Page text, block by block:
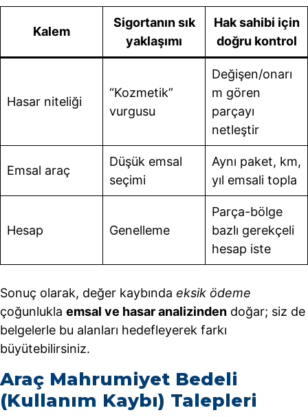
Kalem
Sigortanın sık
yaklaşımı
Hak sahibi için
doğru kontrol
Hasar niteliği
“Kozmetik”
vurgusu
Değişen/onarı
m gören
parçayı
netleştir
Emsal araç
Düşük emsal
seçimi
Aynı paket, km,
yıl emsali topla
Hesap Genelleme
Parça-bölge
bazlı gerekçeli
hesap iste
Sonuç olarak, değer kaybında eksik ödeme
çoğunlukla emsal ve hasar analizinden doğar; siz de
belgelerle bu alanları hedefleyerek farkı
büyütebilirsiniz.
Araç Mahrumiyet Bedeli
(Kullanım Kaybı) Talepleri